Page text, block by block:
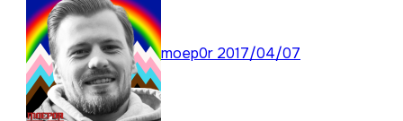
moep0r 2017/04/07